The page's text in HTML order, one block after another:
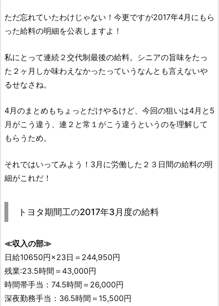
ただ忘れていたわけじゃない！今更ですが2017年4月にもら
った給料の明細を公表しますよ！
私にとって連続２交代制最後の給料。シニアの旨味をたっ
た２ヶ月しか味わえなかったっていうなんとも言えないや
るせなさね。
4月のまとめもちょっとだけやるけど、今回の狙いは4月と5
月がこう違う、連２と常１がこう違うというのを理解して
もらうため。
それではいってみよう！3月に労働した２３日間の給料の明
細がこれだ！
トヨタ期間工の2017年3月度の給料
≪収入の部≫
日給10650円×23日＝244,950円
残業:23.5時間＝43,000円
時間帯手当：74.5時間＝26,000円
深夜勤務手当：36.5時間＝15,500円